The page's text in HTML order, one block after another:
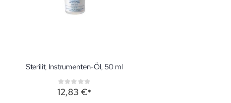
Sterilit, Instrumenten-Öl, 50 ml
Rating:
0%
12,83 €